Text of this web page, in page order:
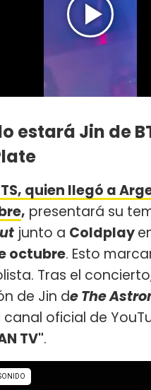
estará Jin de
quien llegó a
, presentará su
junto a Coldplay
octubre. Esto
Tras el
de Jin de The
canal oficial de
TV".